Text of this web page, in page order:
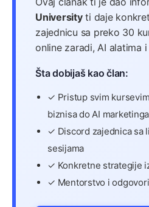
Universityti daje
zajednicu sa preko 30
online zaradi, AI alatima
Šta dobijaš kao član:
✓ Pristup svim
biznisa do AI marketinga
✓ Discord zajednica sa
sesijama
✓ Konkretne strategije
✓ Mentorstvo i